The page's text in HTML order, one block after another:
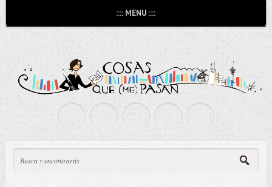
:::: MENU ::::